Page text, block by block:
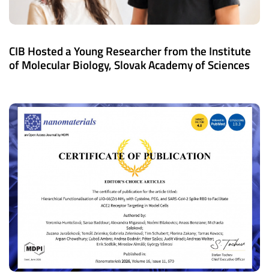
CIB Hosted a Young Researcher from the Institute
of Molecular Biology, Slovak Academy of Sciences